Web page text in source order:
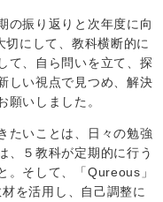
の振り返りと次年度に向
切にして、教科横断的に
て、自ら問いを立て、探
しい視点で見つめ、解決
願いしました。
たいことは、日々の勉強
、５教科が定期的に行う
。そして、「Qureous 」
材を活用し、自己調整に